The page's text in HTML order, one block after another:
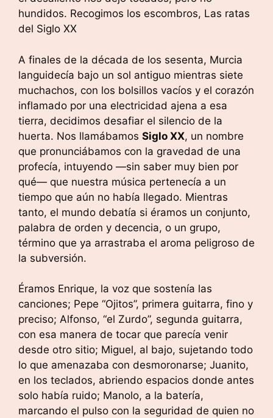
hundidos. Recogimos los escombros, Las ratas
del Siglo XX
A finales de la década de los sesenta, Murcia
languidecía bajo un sol antiguo mientras siete
muchachos, con los bolsillos vacíos y el corazón
inflamado por una electricidad ajena a esa
tierra, decidimos desafiar el silencio de la
huerta. Nos llamábamos Siglo XX, un nombre
que pronunciábamos con la gravedad de una
profecía, intuyendo —sin saber muy bien por
qué— que nuestra música pertenecía a un
tiempo que aún no había llegado. Mientras
tanto, el mundo debatía si éramos un conjunto,
palabra de orden y decencia, o un grupo,
término que ya arrastraba el aroma peligroso de
la subversión.
Éramos Enrique, la voz que sostenía las
canciones; Pepe “Ojitos”, primera guitarra, fino y
preciso; Alfonso, “el Zurdo”, segunda guitarra,
con esa manera de tocar que parecía venir
desde otro sitio; Miguel, al bajo, sujetando todo
lo que amenazaba con desmoronarse; Juanito,
en los teclados, abriendo espacios donde antes
solo había ruido; Manolo, a la batería,
marcando el pulso con la seguridad de quien no